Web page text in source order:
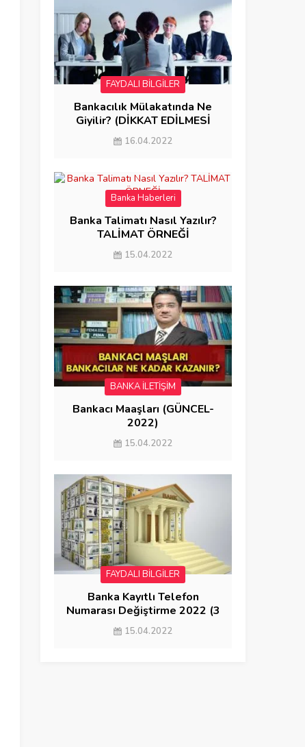
FAYDALI BİLGİLER
Bankacılık Mülakatında Ne
Giyilir? (DİKKAT EDİLMESİ
GEREKENLER)
16.04.2022
Banka Haberleri
Banka Talimatı Nasıl Yazılır?
TALİMAT ÖRNEĞİ
15.04.2022
BANKA İLETİŞİM
Bankacı Maaşları (GÜNCEL-
2022)
15.04.2022
FAYDALI BİLGİLER
Banka Kayıtlı Telefon
Numarası Değiştirme 2022 (3
YÖNTEM)
15.04.2022